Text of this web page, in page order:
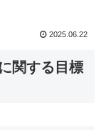
2025.06.22
関する目標